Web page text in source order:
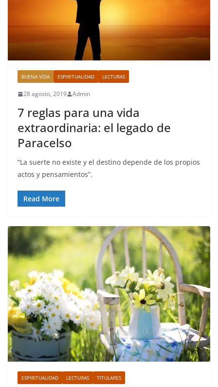
BUENA VIDA ESPIRITUALIDAD LECTURAS
28 agosto, 2019 Admin
7 reglas para una vida
extraordinaria: el legado de
Paracelso
“La suerte no existe y el destino depende de los propios
actos y pensamientos”.
Read More
ESPIRITUALIDAD LECTURAS TITULARES